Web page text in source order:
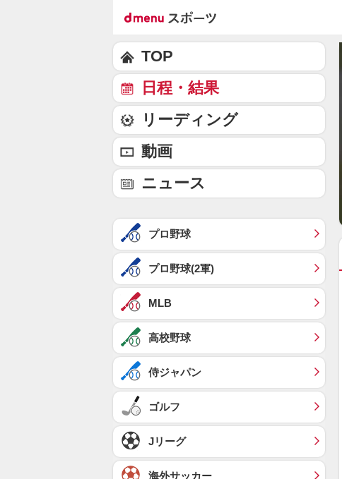
TOP
日程・結果
リーディング
動画
ニュース
プロ野球
プロ野球(2軍)
MLB
高校野球
侍ジャパン
ゴルフ
Jリーグ
海外サッカー